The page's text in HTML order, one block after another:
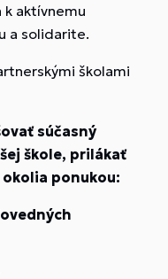
aktívnemu
a solidarite.
školami
súčasný
škole, prilákať
ponukou: